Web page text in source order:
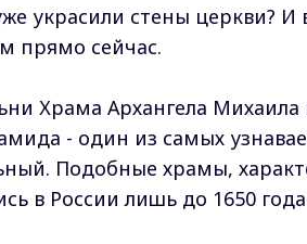
украсили стены церкви? И
прямо сейчас.
Храма Архангела
- один из самых
Подобные храмы,
в России лишь до 1650